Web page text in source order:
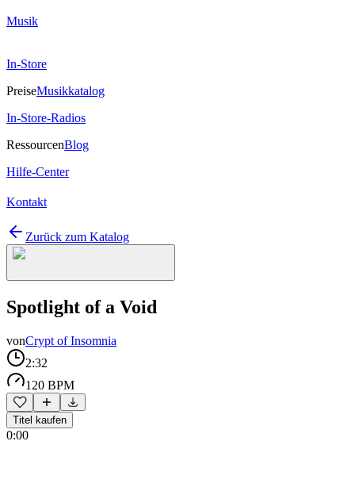
Musik
In-Store
PreiseMusikkatalog
In-Store-Radios
RessourcenBlog
Hilfe-Center
Kontakt
Zurück zum Katalog
Spotlight of a Void
vonCrypt of Insomnia
2:32
120 BPM
Titel kaufen
0:00